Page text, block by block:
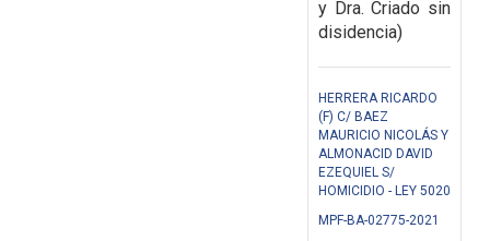
y Dra. Criado sin
disidencia)
HERRERA RICARDO
(F) C/ BAEZ
MAURICIO NICOLÁS Y
ALMONACID DAVID
EZEQUIEL S/
HOMICIDIO - LEY 5020
MPF-BA-02775-2021